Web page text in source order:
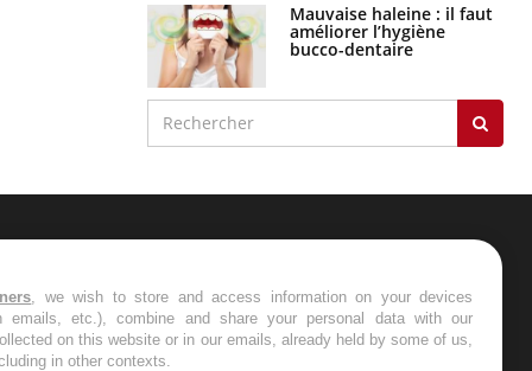
Mauvaise haleine : il faut
améliorer l’hygiène
bucco-dentaire
les semaines les meilleures
, we wish to store and access information on your devices
emails, etc.), combine and share your personal data with our
on this website or in our emails, already held by some of us,
in other contexts.